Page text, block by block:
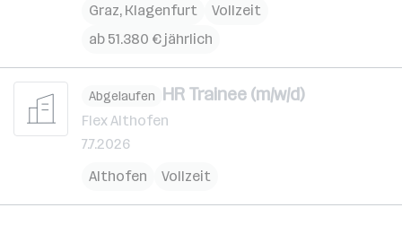
Graz, Klagenfurt
Vollzeit
ab 51.380 € jährlich
Abgelaufen HR Trainee (m/w/d)
Flex Althofen
7.7.2026
Althofen
Vollzeit